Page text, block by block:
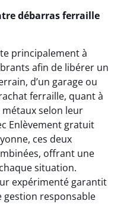
débarras ferraille
principalement à
afin de libérer un
d’un garage ou
ferraille, quant à
selon leur
Enlèvement gratuit
ces deux
offrant une
situation.
expérimenté garantit
responsable